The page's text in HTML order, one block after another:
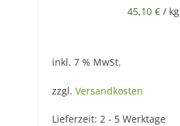
45,10 € / kg
inkl. 7 % MwSt.
zzgl. Versandkosten
Lieferzeit: 2 - 5 Werktage